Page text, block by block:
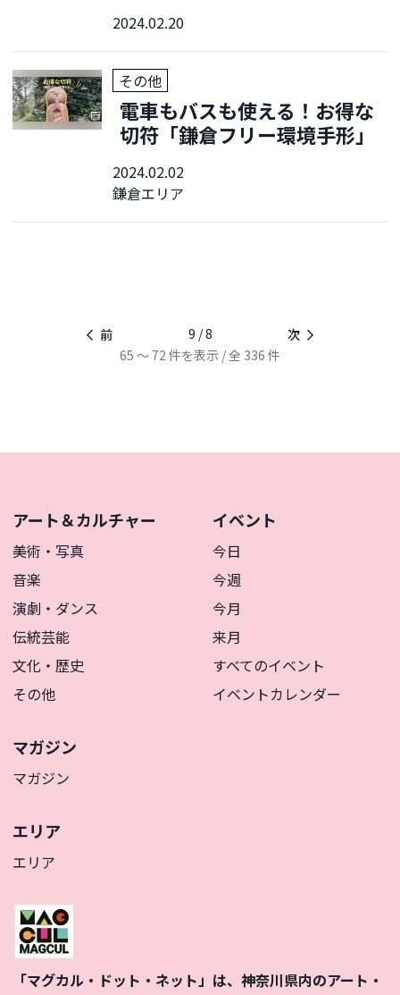
2024.02.20
その他
電車もバスも使える！お得な
切符「鎌倉フリー環境手形」
2024.02.02
鎌倉エリア
前 9 / 8
次
65 ～ 72 件を表示 / 全 336 件
アート＆カルチャー
美術・写真
音楽
演劇・ダンス
伝統芸能
文化・歴史
その他
イベント
今日
今週
今月
来月
すべてのイベント
イベントカレンダー
マガジン
マガジン
エリア
エリア
「マグカル・ドット・ネット」は、神奈川県内のアート・